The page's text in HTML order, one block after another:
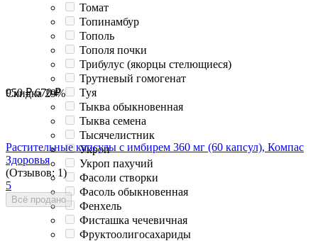
Томат
Топинамбур
Тополь
Тополя почки
Трибулус (якорцы стелющиеся)
Трутневый гомогенат
Туя
Тыква обыкновенная
Тыква семена
Тысячелистник
Укроп
Укроп пахучий
Фасоли створки
Фасоль обыкновенная
Фенхель
Фисташка чечевичная
Фруктоолигосахариды
Скидка29%
950 ₽ 670 ₽
Растительные капсулы с имбирем 360 мг (60 капсул), Компас
Здоровья
(Отзывов: 1)
5
Всё продано